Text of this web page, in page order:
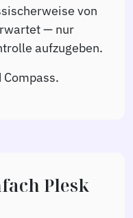
von
— nur
aufzugeben.
Plesk